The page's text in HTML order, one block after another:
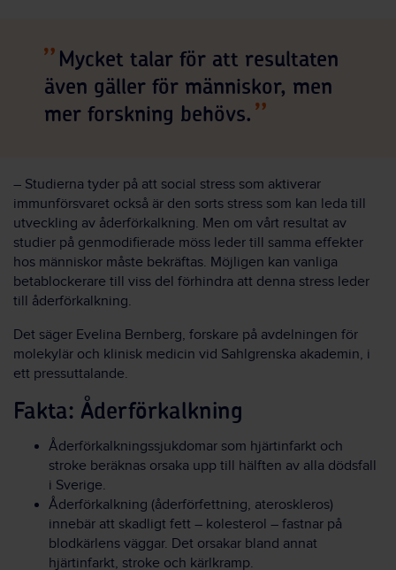
Mycket talar för att resultaten
även gäller för människor, men
mer forskning behövs.
– Studierna tyder på att social stress som aktiverar
immunförsvaret också är den sorts stress som kan leda till
utveckling av åderförkalkning. Men om vårt resultat av
studier på genmodifierade möss leder till samma effekter
hos människor måste bekräftas. Möjligen kan vanliga
betablockerare till viss del förhindra att denna stress leder
till åderförkalkning.
Det säger Evelina Bernberg, forskare på avdelningen för
molekylär och klinisk medicin vid Sahlgrenska akademin, i
ett pressuttalande.
Fakta: Åderförkalkning
Åderförkalkningssjukdomar som hjärtinfarkt och
stroke beräknas orsaka upp till hälften av alla dödsfall
i Sverige.
Åderförkalkning (åderförfettning, ateroskleros)
innebär att skadligt fett – kolesterol – fastnar på
blodkärlens väggar. Det orsakar bland annat
hjärtinfarkt, stroke och kärlkramp.